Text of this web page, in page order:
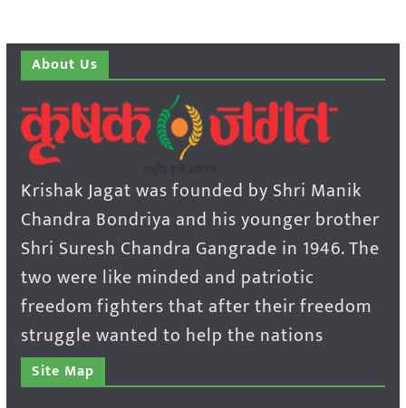
About Us
Krishak Jagat was founded by Shri Manik
Chandra Bondriya and his younger brother
Shri Suresh Chandra Gangrade in 1946. The
two were like minded and patriotic
freedom fighters that after their freedom
struggle wanted to help the nations
Site Map